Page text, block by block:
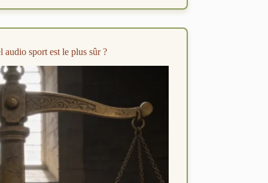
Open
open-
ear
sport
vs
style
audio sport est le plus sûr ?